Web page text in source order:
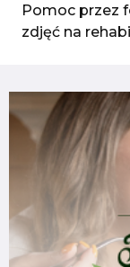
Pomoc przez
zdjęć na